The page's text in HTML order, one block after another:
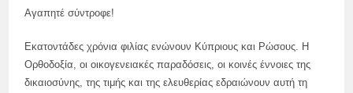
Αγαπητέ σύντροφε!
Εκατοντάδες χρόνια φιλίας ενώνουν Κύπριους και Ρώσους. Η
Ορθοδοξία, οι οικογενειακές παραδόσεις, οι κοινές έννοιες της
δικαιοσύνης, της τιμής και της ελευθερίας εδραιώνουν αυτή τη